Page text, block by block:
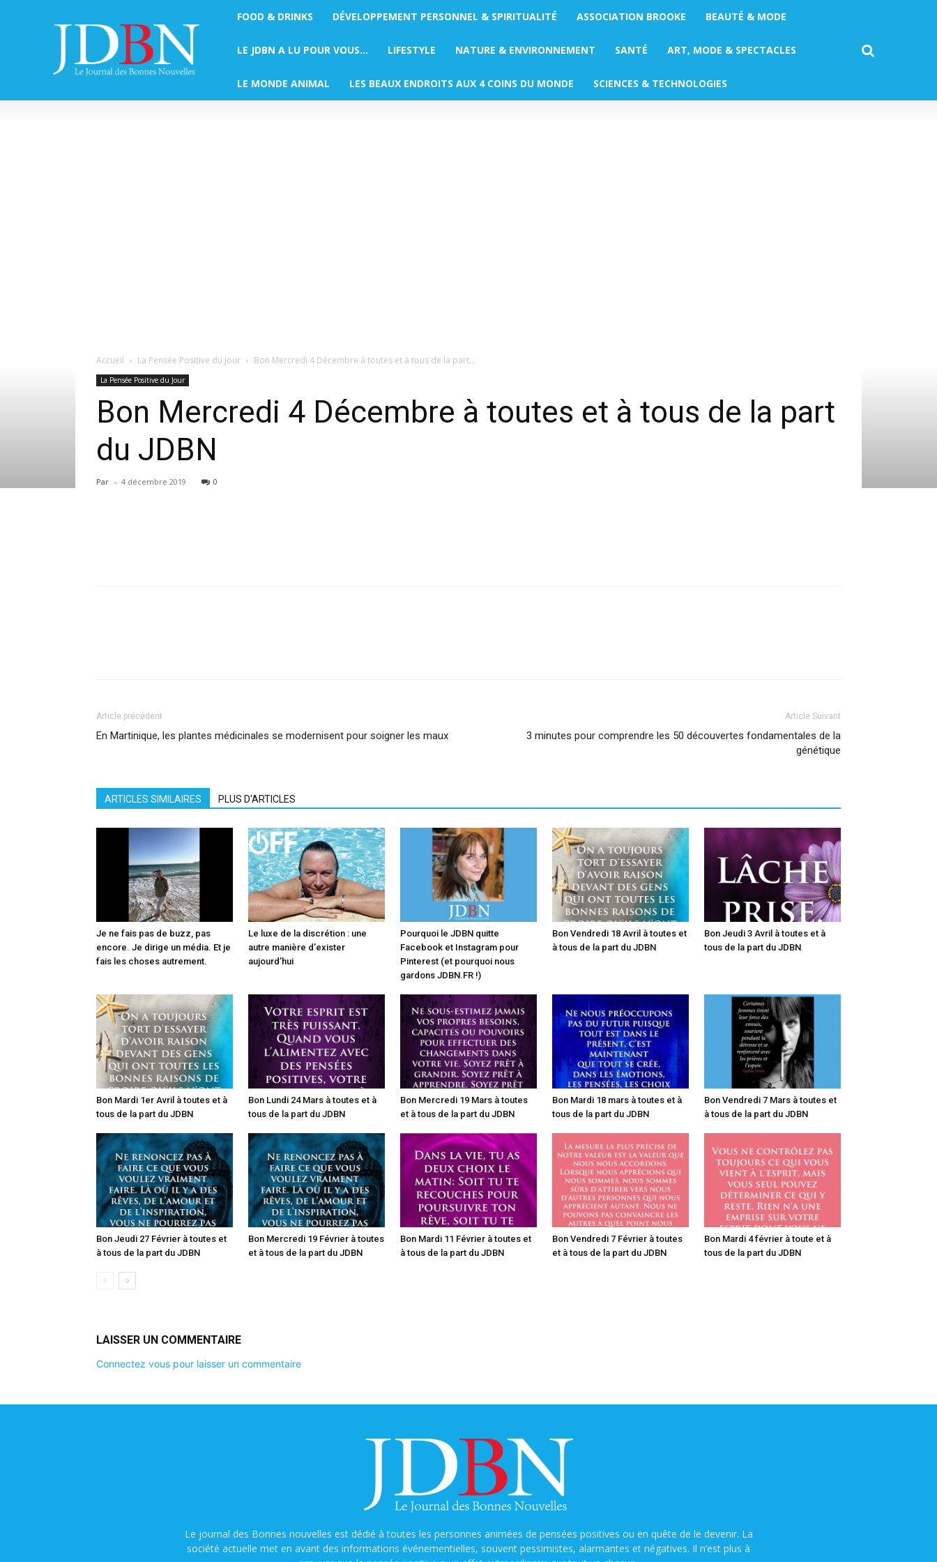
FOOD & DRINKS DÉVELOPPEMENT PERSONNEL & SPIRITUALITÉ ASSOCIATION BROOKE BEAUTÉ & MODE
LE JDBN A LU POUR VOUS… LIFESTYLE NATURE & ENVIRONNEMENT SANTÉ ART, MODE & SPECTACLES
LE MONDE ANIMAL LES BEAUX ENDROITS AUX 4 COINS DU MONDE SCIENCES & TECHNOLOGIES
Accueil La Pensée Positive du Jour Bon Mercredi 4 Décembre à toutes et à tous de la part...
La Pensée Positive du Jour
Bon Mercredi 4 Décembre à toutes et à tous de la part
du JDBN
Par - 4 décembre 2019 0
Article précédent
En Martinique, les plantes médicinales se modernisent pour soigner les maux
Article Suivant
3 minutes pour comprendre les 50 découvertes fondamentales de la
génétique
ARTICLES SIMILAIRES PLUS D'ARTICLES
Je ne fais pas de buzz, pas
encore. Je dirige un média. Et je
fais les choses autrement.
Le luxe de la discrétion : une
autre manière d’exister
aujourd’hui
Pourquoi le JDBN quitte
Facebook et Instagram pour
Pinterest (et pourquoi nous
gardons JDBN.FR !)
Bon Vendredi 18 Avril à toutes et
à tous de la part du JDBN
Bon Jeudi 3 Avril à toutes et à
tous de la part du JDBN
Bon Mardi 1er Avril à toutes et à
tous de la part du JDBN
Bon Lundi 24 Mars à toutes et à
tous de la part du JDBN
Bon Mercredi 19 Mars à toutes
et à tous de la part du JDBN
Bon Mardi 18 mars à toutes et à
tous de la part du JDBN
Bon Vendredi 7 Mars à toutes et
à tous de la part du JDBN
Bon Jeudi 27 Février à toutes et
à tous de la part du JDBN
Bon Mercredi 19 Février à toutes
et à tous de la part du JDBN
Bon Mardi 11 Février à toutes et
à tous de la part du JDBN
Bon Vendredi 7 Février à toutes
et à tous de la part du JDBN
Bon Mardi 4 février à toute et à
tous de la part du JDBN
LAISSER UN COMMENTAIRE
Connectez vous pour laisser un commentaire
Le journal des Bonnes nouvelles est dédié à toutes les personnes animées de pensées positives ou en quête de le devenir. La
société actuelle met en avant des informations événementielles, souvent pessimistes, alarmantes et négatives. Il n’est plus à